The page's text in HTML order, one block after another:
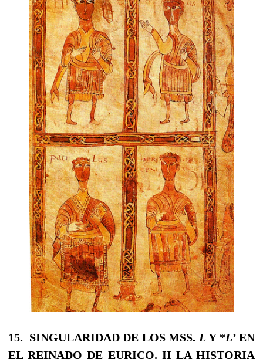
15. SINGULARIDAD DE LOS MSS. LY *L’ EN
EL REINADO DE EURICO. II LA HISTORIA